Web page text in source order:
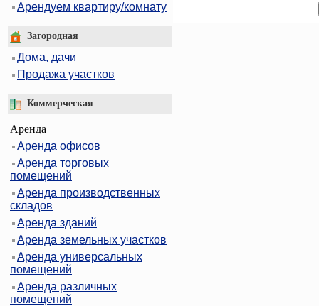
Арендуем квартиру/комнату
Загородная
Дома, дачи
Продажа участков
Коммерческая
Аренда
Аренда офисов
Аренда торговых
помещений
Аренда производственных
складов
Аренда зданий
Аренда земельных участков
Аренда универсальных
помещений
Аренда различных
помещений